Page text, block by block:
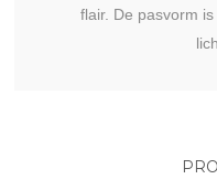
flair. De pasvorm